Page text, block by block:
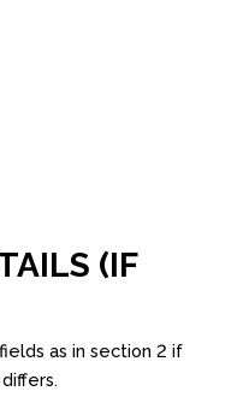
(IF
as in section 2 if